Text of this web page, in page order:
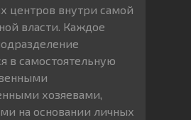
центров внутри самой
власти. Каждое
в самостоятельную
хозяевами,
на основании личных